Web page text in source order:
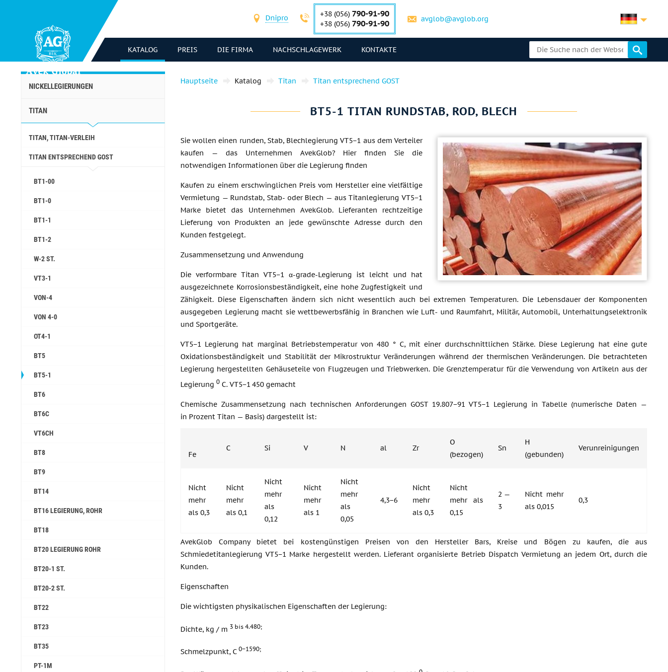
Dnipro +38 (056) 790-91-90
+38 (056) 790-91-90 avglob@avglob.org
KATALOG PREIS DIE FIRMA NACHSCHLAGEWERK KONTAKTE
NICKELLEGIERUNGEN
TITAN
TITAN, TITAN-VERLEIH
TITAN ENTSPRECHEND GOST
BT1-00
BT1-0
BT1-1
BT1-2
W-2 ST.
VT3-1
VON-4
VON 4-0
ОТ4-1
ВТ5
ВТ5-1
ВТ6
ВТ6С
VT6CH
ВТ8
ВТ9
ВТ14
ВТ16 LEGIERUNG, ROHR
ВТ18
ВТ20 LEGIERUNG ROHR
ВТ20-1 ST.
ВТ20-2 ST.
ВТ22
ВТ23
ВТ35
PT-1M
Hauptseite Katalog Titan Titan entsprechend GOST
ВТ5-1 TITAN RUNDSTAB, ROD, BLECH
Sie wollen einen runden, Stab, Blechlegierung VT5−1 aus dem Verteiler
kaufen — das Unternehmen AvekGlob? Hier finden Sie die
notwendigen Informationen über die Legierung finden
Kaufen zu einem erschwinglichen Preis vom Hersteller eine vielfältige
Vermietung — Rundstab, Stab- oder Blech — aus Titanlegierung VT5−1
Marke bietet das Unternehmen AvekGlob. Lieferanten rechtzeitige
Lieferung von Produkten an jede gewünschte Adresse durch den
Kunden festgelegt.
Zusammensetzung und Anwendung
Die verformbare Titan VT5−1 α-grade-Legierung ist leicht und hat
ausgezeichnete Korrosionsbeständigkeit, eine hohe Zugfestigkeit und
Zähigkeit. Diese Eigenschaften ändern sich nicht wesentlich auch bei extremen Temperaturen. Die Lebensdauer der Komponenten
ausgegeben Legierung macht sie wettbewerbsfähig in Branchen wie Luft- und Raumfahrt, Militär, Automobil, Unterhaltungselektronik
und Sportgeräte.
VT5−1 Legierung hat marginal Betriebstemperatur von 480 ° C, mit einer durchschnittlichen Stärke. Diese Legierung hat eine gute
Oxidationsbeständigkeit und Stabilität der Mikrostruktur Veränderungen während der thermischen Veränderungen. Die betrachteten
Legierung hergestellten Gehäuseteile von Flugzeugen und Triebwerken. Die Grenztemperatur für die Verwendung von Artikeln aus der
Legierung 0 C. VT5−1 450 gemacht
Chemische Zusammensetzung nach technischen Anforderungen GOST 19.807−91 VT5−1 Legierung in Tabelle (numerische Daten —
in Prozent Titan — Basis) dargestellt ist:
Fe
C Si V N al Zr
O
(bezogen)
Sn
H
(gebunden)
Verunreinigungen
Nicht
mehr
als 0,3
Nicht
mehr
als 0,1
Nicht
mehr
als
0,12
Nicht
mehr
als 1
Nicht
mehr
als
0,05
4,3−6
Nicht
mehr
als 0,3
Nicht
mehr als
0,15
2 —
3
Nicht mehr
als 0,015
0,3
AvekGlob Company bietet bei kostengünstigen Preisen von den Hersteller Bars, Kreise und Bögen zu kaufen, die aus
Schmiedetitanlegierung VT5−1 Marke hergestellt werden. Lieferant organisierte Betrieb Dispatch Vermietung an jedem Ort, durch die
Kunden.
Eigenschaften
Die wichtigsten physikalischen Eigenschaften der Legierung:
Dichte, kg / m 3 bis 4.480;
Schmelzpunkt, C 0−1590;